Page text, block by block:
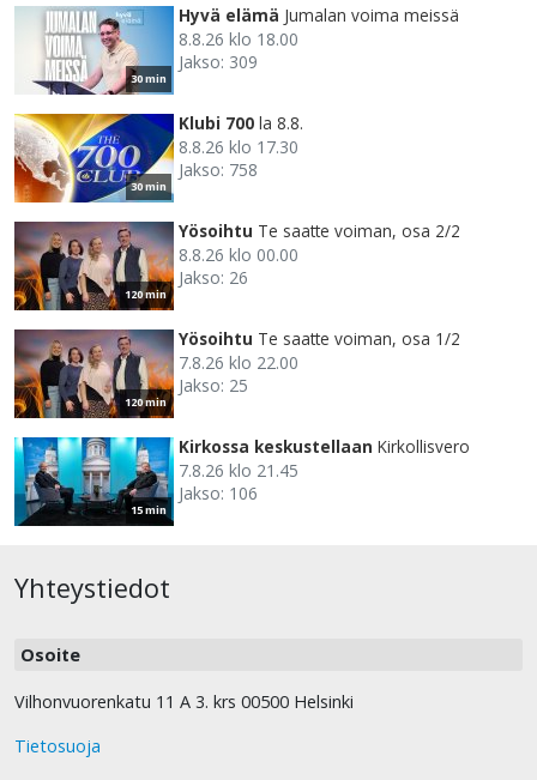
30 min
Hyvä elämä Jumalan voima meissä
8.8.26 klo 18.00
Jakso: 309
30 min
Klubi 700 la 8.8.
8.8.26 klo 17.30
Jakso: 758
120 min
Yösoihtu Te saatte voiman, osa 2/2
8.8.26 klo 00.00
Jakso: 26
120 min
Yösoihtu Te saatte voiman, osa 1/2
7.8.26 klo 22.00
Jakso: 25
15 min
Kirkossa keskustellaan Kirkollisvero
7.8.26 klo 21.45
Jakso: 106
Yhteystiedot
Osoite
Vilhonvuorenkatu 11 A 3. krs 00500 Helsinki
Tietosuoja